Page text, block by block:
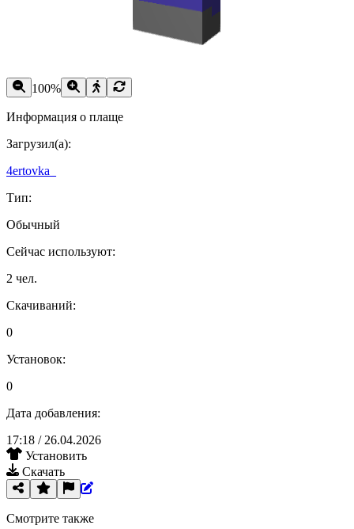
100%
Информация о плаще
Загрузил(а):
4ertovka_
Тип:
Обычный
Сейчас используют:
2 чел.
Скачиваний:
0
Установок:
0
Дата добавления:
17:18 / 26.04.2026
Установить
Скачать
Смотрите также